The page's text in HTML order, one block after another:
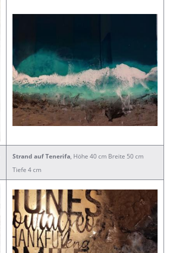
Strand auf Tenerifa, Höhe 40 cm Breite 50 cm
Tiefe 4 cm